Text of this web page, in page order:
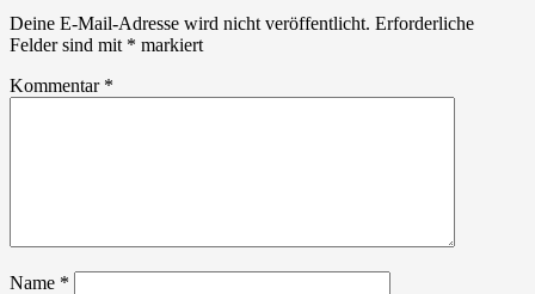
Deine E-Mail-Adresse wird nicht veröffentlicht. Erforderliche
Felder sind mit * markiert
Kommentar *
Name *